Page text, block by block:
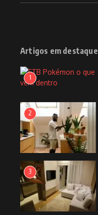
Artigos em destaque
1
2
3